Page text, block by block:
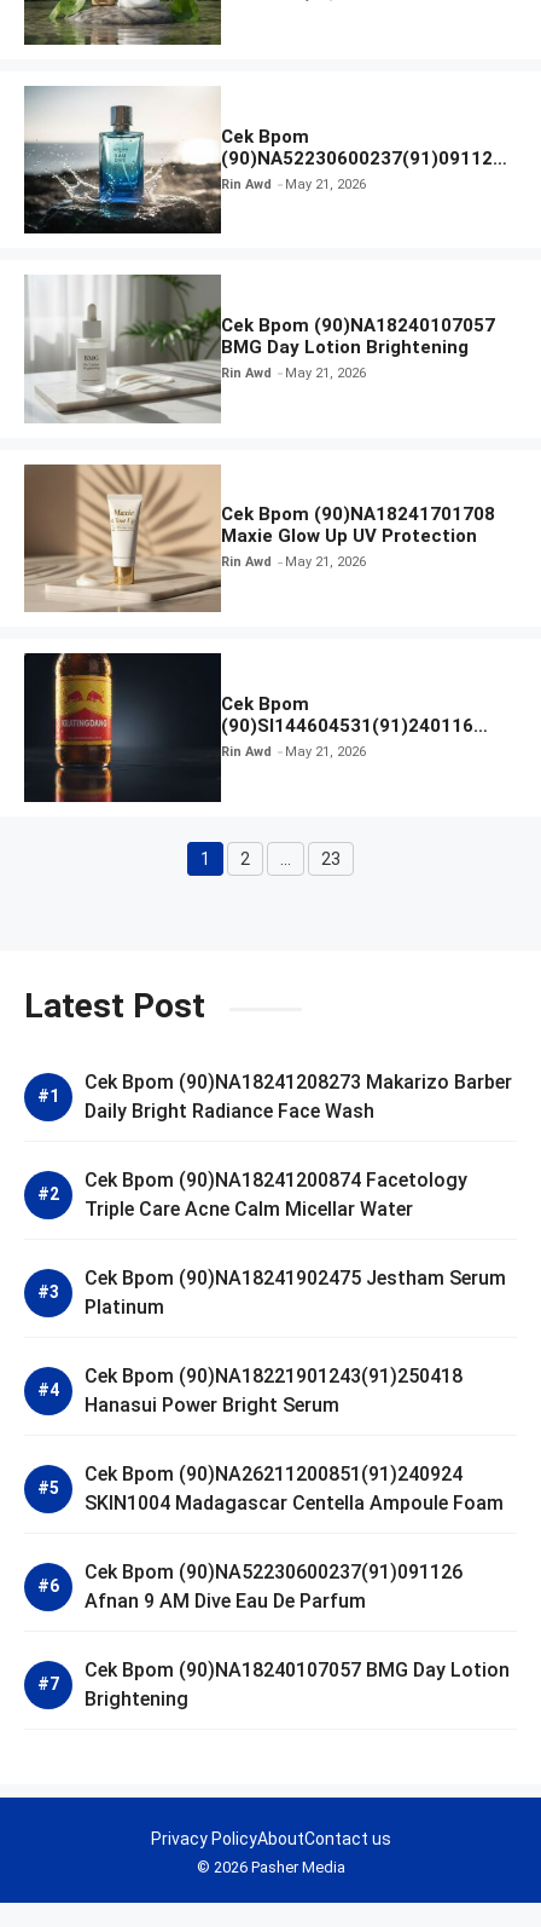
Cek Bpom
(90)NA52230600237(91)091126
Afnan 9 AM Dive Eau De Parfum
Rin Awd May 21, 2026
Cek Bpom (90)NA18240107057
BMG Day Lotion Brightening
Rin Awd May 21, 2026
Cek Bpom (90)NA18241701708
Maxie Glow Up UV Protection
Rin Awd May 21, 2026
Cek Bpom
(90)SI144604531(91)240116
Kratingdaeng Red Bull
Rin Awd May 21, 2026
Page
1 Page
2 Page
23
Latest Post
Cek Bpom (90)NA18241208273 Makarizo Barber
Daily Bright Radiance Face Wash
Cek Bpom (90)NA18241200874 Facetology
Triple Care Acne Calm Micellar Water
Cek Bpom (90)NA18241902475 Jestham Serum
Platinum
Cek Bpom (90)NA18221901243(91)250418
Hanasui Power Bright Serum
Cek Bpom (90)NA26211200851(91)240924
SKIN1004 Madagascar Centella Ampoule Foam
Cek Bpom (90)NA52230600237(91)091126
Afnan 9 AM Dive Eau De Parfum
Cek Bpom (90)NA18240107057 BMG Day Lotion
Brightening
© 2026 Pasher Media
Privacy PolicyAboutContact us